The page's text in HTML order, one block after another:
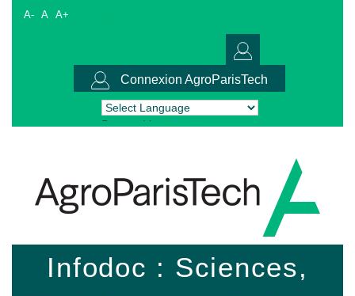
A- A A+
Connexion AgroParisTech
Powered by Translate
Infodoc : Sciences,